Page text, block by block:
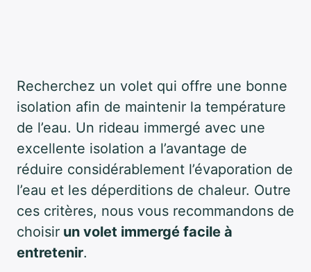
Recherchez un volet qui offre une bonne
isolation afin de maintenir la température
de l’eau. Un rideau immergé avec une
excellente isolation a l’avantage de
réduire considérablement l’évaporation de
l’eau et les déperditions de chaleur. Outre
ces critères, nous vous recommandons de
choisir un volet immergé facile à
entretenir.